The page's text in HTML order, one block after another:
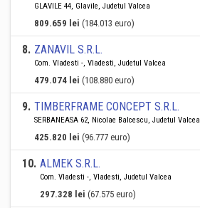
GLAVILE 44, Glavile, Judetul Valcea
809.659 lei (184.013 euro)
8. ZANAVIL S.R.L.
Com. Vladesti -, Vladesti, Judetul Valcea
479.074 lei (108.880 euro)
9. TIMBERFRAME CONCEPT S.R.L.
SERBANEASA 62, Nicolae Balcescu, Judetul Valcea
425.820 lei (96.777 euro)
10. ALMEK S.R.L.
Com. Vladesti -, Vladesti, Judetul Valcea
297.328 lei (67.575 euro)